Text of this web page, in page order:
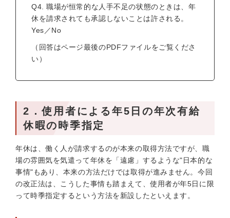
Q4. 職場が恒常的な人手不足の状態のときは、年
休を請求されても承認しないことは許される。
Yes／No
（回答はページ最後のPDFファイルをご覧くださ
い）
2．使用者による年5日の年次有給
休暇の時季指定
年休は、働く人が請求するのが本来の取得方法ですが、職
場の雰囲気を気遣って年休を「遠慮」するような"日本的な
事情"もあり、本来の方法だけでは取得が進みません。今回
の改正法は、こうした事情も踏まえて、使用者が年5日に限
って時季指定するという方法を新設したといえます。